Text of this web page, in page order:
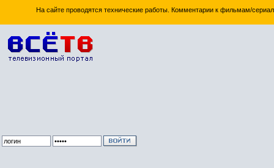
На сайте проводятся технические работы. Комментарии к фильмам/